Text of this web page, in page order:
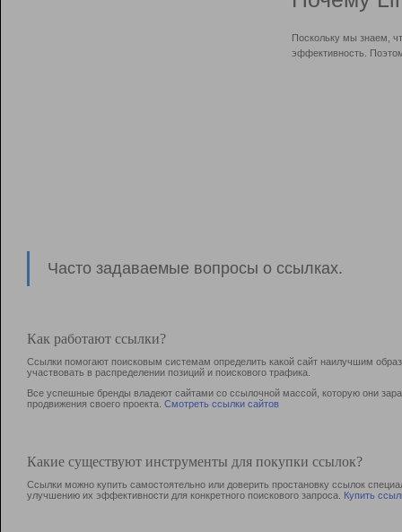
Поскольку мы знаем,
эффективность.
Часто задаваемые вопросы о ссылках.
Как работают ссылки?
Ссылки помогают поисковым системам определить какой сайт наилучшим
участвовать в раcпределении позиций и поискового трафика.
Все успешные бренды владеют сайтами со ссылочной массой, которую они
продвижения своего проекта. Смотреть ссылки сайтов
Какие существуют инструменты для покупки ссылок?
Ссылки можно купить самостоятельно или доверить простановку ссылок
улучшению их эффективности для конкретного поискового запроса. Купить